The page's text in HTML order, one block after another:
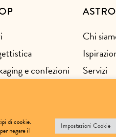
e confezioni
Chi
Servizi
di cookie.
negare il
Impostazioni Cookie